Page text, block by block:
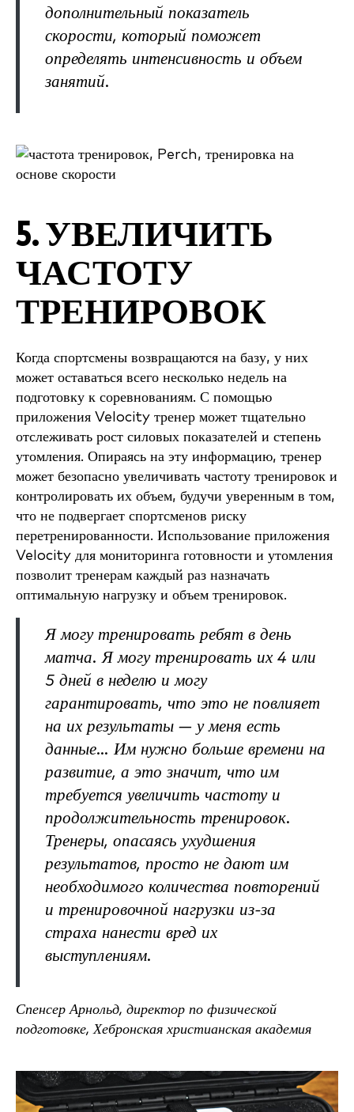
дополнительный показатель
скорости, который поможет
определять интенсивность и объем
занятий.
5. УВЕЛИЧИТЬ
ЧАСТОТУ
ТРЕНИРОВОК
Когда спортсмены возвращаются на базу, у них
может оставаться всего несколько недель на
подготовку к соревнованиям. С помощью
приложения Velocity тренер может тщательно
отслеживать рост силовых показателей и степень
утомления. Опираясь на эту информацию, тренер
может безопасно увеличивать частоту тренировок и
контролировать их объем, будучи уверенным в том,
что не подвергает спортсменов риску
перетренированности. Использование приложения
Velocity для мониторинга готовности и утомления
позволит тренерам каждый раз назначать
оптимальную нагрузку и объем тренировок.
Я могу тренировать ребят в день
матча. Я могу тренировать их 4 или
5 дней в неделю и могу
гарантировать, что это не повлияет
на их результаты — у меня есть
данные… Им нужно больше времени на
развитие, а это значит, что им
требуется увеличить частоту и
продолжительность тренировок.
Тренеры, опасаясь ухудшения
результатов, просто не дают им
необходимого количества повторений
и тренировочной нагрузки из-за
страха нанести вред их
выступлениям.
Спенсер Арнольд, директор по физической
подготовке, Хебронская христианская академия